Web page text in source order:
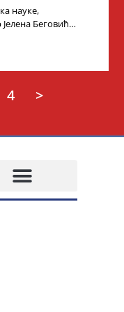
науке,
Беговић
4 >